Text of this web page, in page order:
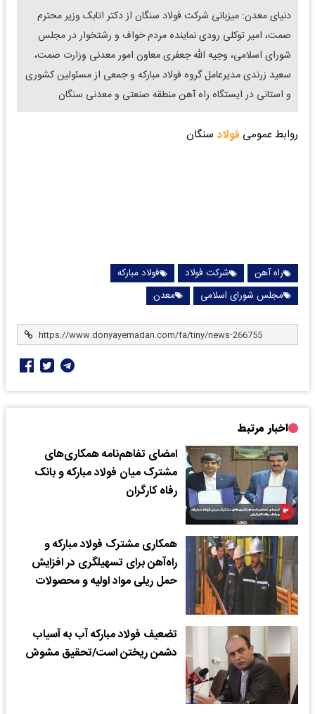
دنیای معدن: میزبانی شرکت فولاد سنگان از دکتر اتابک وزیر محترم
صمت، امیر توکلی رودی نماینده مردم خواف و رشتخوار در مجلس
شورای اسلامی، وجیه الله جعفری معاون امور معدنی وزارت صمت،
سعید زرندی مدیرعامل گروه فولاد مبارکه و جمعی از مسئولین کشوری
و استانی در ایستگاه راه آهن منطقه صنعتی و معدنی سنگان
روابط عمومی فولاد سنگان
راه آهن شرکت فولاد
فولاد مبارکه
مجلس شورای اسلامی
معدن
اخبار مرتبط
امضای تفاهم‌نامه همکاری‌های
مشترک میان فولاد مبارکه و بانک
رفاه کارگران
همکاری مشترک فولاد مبارکه و
راه‌آهن برای تسهیلگری در افزایش
حمل ریلی مواد اولیه و محصولات
تضعیف فولاد مبارکه آب به آسیاب
دشمن ریختن است/تحقیق مشوش